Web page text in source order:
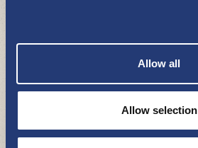
Allow all
Allow selection